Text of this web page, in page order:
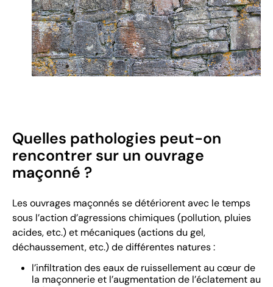
Quelles pathologies peut-on
rencontrer sur un ouvrage
maçonné ?
Les ouvrages maçonnés se détériorent avec le temps
sous l’action d’agressions chimiques (pollution, pluies
acides, etc.) et mécaniques (actions du gel,
déchaussement, etc.) de différentes natures :
l’infiltration des eaux de ruissellement au cœur de
la maçonnerie et l’augmentation de l’éclatement au